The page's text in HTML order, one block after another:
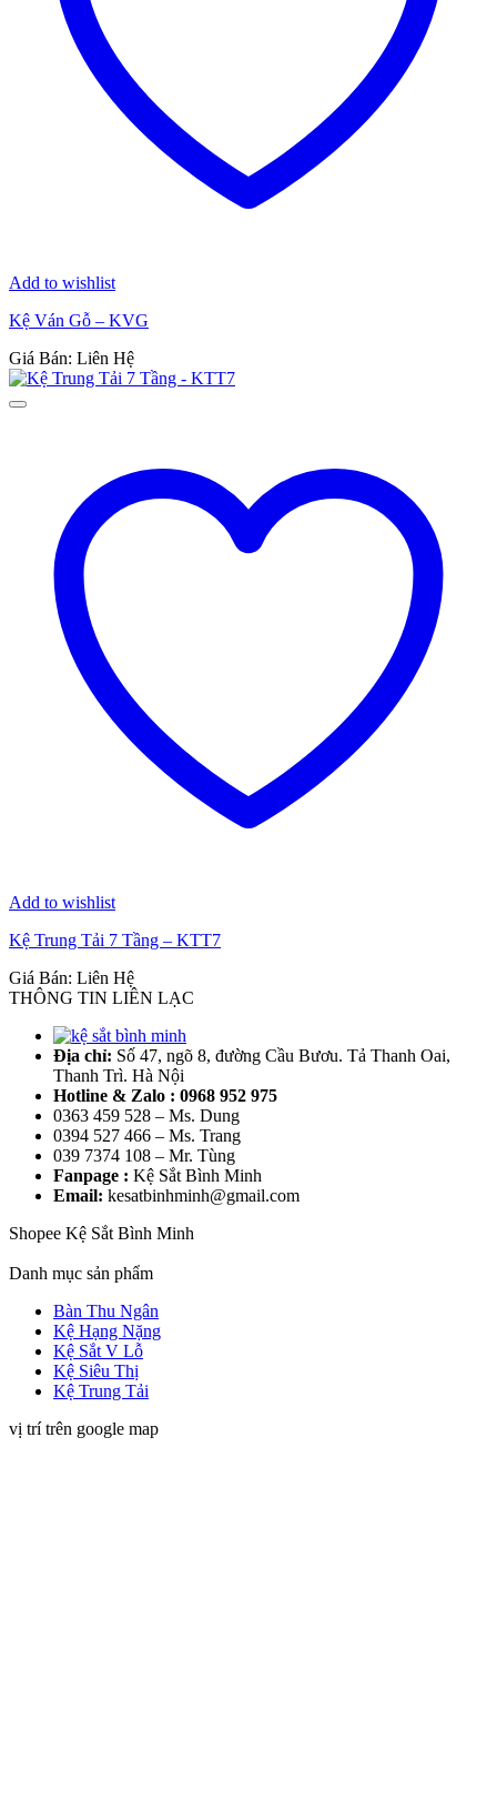
Add to wishlist
Kệ Ván Gỗ – KVG
Giá Bán: Liên Hệ
Add to wishlist
Kệ Trung Tải 7 Tầng – KTT7
Giá Bán: Liên Hệ
THÔNG TIN LIÊN LẠC
Địa chỉ: Số 47, ngõ 8, đường Cầu Bươu. Tả Thanh Oai,
Thanh Trì. Hà Nội
Hotline & Zalo : 0968 952 975
0363 459 528 – Ms. Dung
0394 527 466 – Ms. Trang
039 7374 108 – Mr. Tùng
Fanpage : Kệ Sắt Bình Minh
Email: kesatbinhminh@gmail.com
Shopee Kệ Sắt Bình Minh
Danh mục sản phẩm
Bàn Thu Ngân
Kệ Hạng Nặng
Kệ Sắt V Lỗ
Kệ Siêu Thị
Kệ Trung Tải
vị trí trên google map